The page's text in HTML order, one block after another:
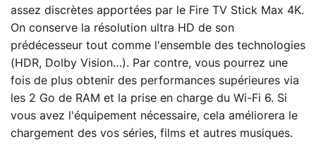
assez discrètes apportées par le Fire TV Stick Max 4K.
On conserve la résolution ultra HD de son
prédécesseur tout comme l'ensemble des technologies
(HDR, Dolby Vision…). Par contre, vous pourrez une
fois de plus obtenir des performances supérieures via
les 2 Go de RAM et la prise en charge du Wi-Fi 6. Si
vous avez l'équipement nécessaire, cela améliorera le
chargement des vos séries, films et autres musiques.